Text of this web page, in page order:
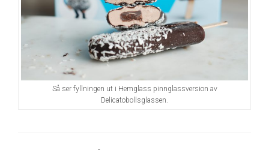
Så ser fyllningen ut i Hemglass pinnglassversion av
Delicatobollsglassen.